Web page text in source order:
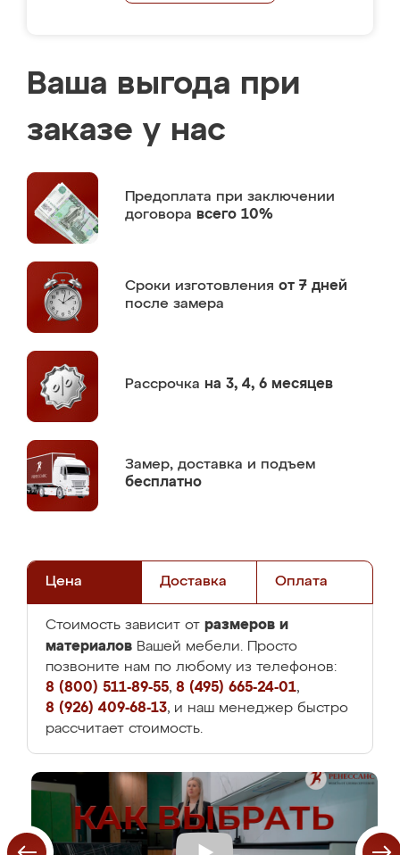
Ваша выгода при
заказе у нас
Предоплата при заключении
договора всего 10%
Сроки изготовления от 7 дней
после замера
Рассрочка на 3, 4, 6 месяцев
Замер, доставка и подъем
бесплатно
Цена Доставка Оплата
Стоимость зависит от размеров и
материалов Вашей мебели. Просто
позвоните нам по любому из телефонов:
8 (800) 511-89-55, 8 (495) 665-24-01,
8 (926) 409-68-13, и наш менеджер быстро
рассчитает стоимость.